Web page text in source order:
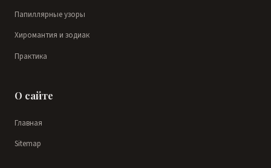
Папиллярные узоры
Хиромантия и зодиак
Практика
О сайте
Главная
Sitemap